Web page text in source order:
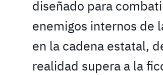
diseñado para
enemigos internos de
en la cadena estatal,
realidad supera a la